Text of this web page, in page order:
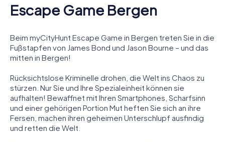
Escape Game Bergen
Beim myCityHunt Escape Game in Bergen treten Sie in die
Fußstapfen von James Bond und Jason Bourne – und das
mitten in Bergen!
Rücksichtslose Kriminelle drohen, die Welt ins Chaos zu
stürzen. Nur Sie und Ihre Spezialeinheit können sie
aufhalten! Bewaffnet mit Ihren Smartphones, Scharfsinn
und einer gehörigen Portion Mut heften Sie sich an ihre
Fersen, machen ihren geheimen Unterschlupf ausfindig
und retten die Welt.